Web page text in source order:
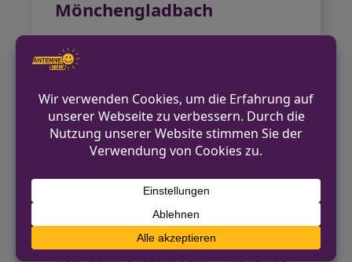
Mönchengladbach
Das neue Verwaltungsgebäude Rheydt
wird ein zentraler Anlaufpunkt für
Bürgerinnen und Bürger im Stadtteil.
Mit modernen Büroräumen und
besserer Erreichbarkeit soll die
Verwaltungsarbeit effizienter werden.
Für die Stadt Mönchengladbach stellt
das Projekt eine wichtige Investition in
Infrastruktur dar.
Zeitplan und Ausblick
Nach dem Abrissstart am 17. November